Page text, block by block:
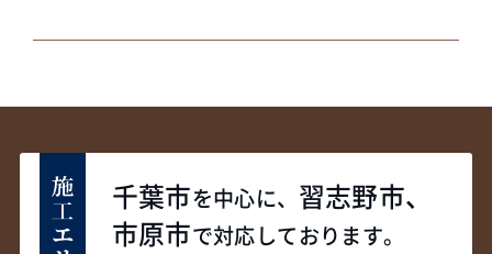
千葉市を中心に、 習志野市、
市原市で対応しております。